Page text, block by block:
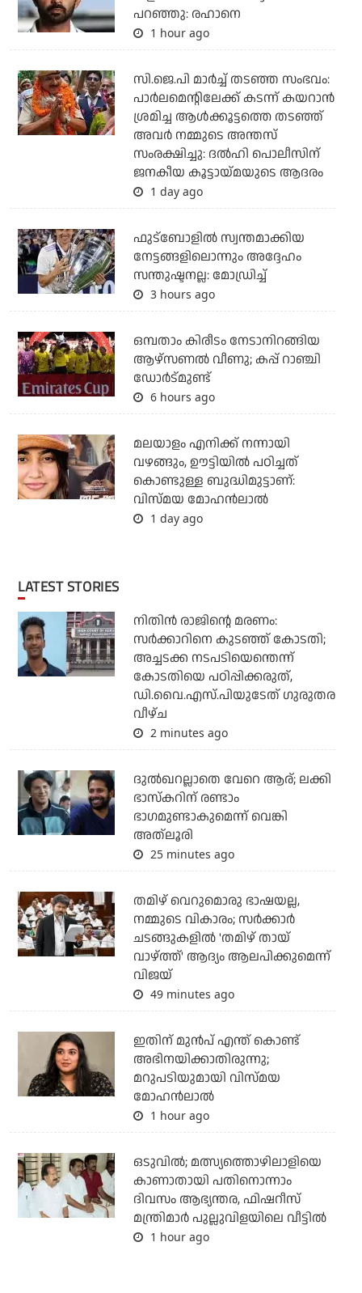
പറഞ്ഞു: രഹാനെ
1 hour ago
സി.ജെ.പി മാര്‍ച്ച് തടഞ്ഞ സംഭവം:
പാര്‍ലമെന്റിലേക്ക് കടന്ന് കയറാന്‍
ശ്രമിച്ച ആള്‍ക്കൂട്ടത്തെ തടഞ്ഞ്
അവര്‍ നമ്മുടെ അന്തസ്
സംരക്ഷിച്ചു: ദല്‍ഹി പൊലീസിന്
ജനകീയ കൂട്ടായ്മയുടെ ആദരം
1 day ago
ഫുട്ബോളില്‍ സ്വന്തമാക്കിയ
നേട്ടങ്ങളിലൊന്നും അദ്ദേഹം
സന്തുഷ്ടനല്ല: മോഡ്രിച്ച്
3 hours ago
ഒമ്പതാം കിരീടം നേടാനിറങ്ങിയ
ആഴ്സണല്‍ വീണു; കപ്പ് റാഞ്ചി
ഡോര്‍ട്മുണ്ട്
6 hours ago
മലയാളം എനിക്ക് നന്നായി
വഴങ്ങും, ഊട്ടിയില്‍ പഠിച്ചത്
കൊണ്ടുള്ള ബുദ്ധിമുട്ടാണ്:
വിസ്മയ മോഹന്‍ലാല്‍
1 day ago
LATEST STORIES
നിതിന്‍ രാജിന്റെ മരണം:
സര്‍ക്കാറിനെ കുടഞ്ഞ് കോടതി;
അച്ചടക്ക നടപടിയെന്തെന്ന്
കോടതിയെ പഠിപ്പിക്കരുത്,
ഡി.വൈ.എസ്.പിയുടേത് ഗുരുതര
വീഴ്ച
2 minutes ago
ദുല്‍ഖറല്ലാതെ വേറെ ആര്; ലക്കി
ഭാസ്‌കറിന് രണ്ടാം
ഭാഗമുണ്ടാകുമെന്ന് വെങ്കി
അത്‌ലൂരി
25 minutes ago
തമിഴ് വെറുമൊരു ഭാഷയല്ല,
നമ്മുടെ വികാരം; സര്‍ക്കാര്‍
ചടങ്ങുകളില്‍ 'തമിഴ് തായ്
വാഴ്ത്ത്' ആദ്യം ആലപിക്കുമെന്ന്
വിജയ്
49 minutes ago
ഇതിന് മുൻപ് എന്ത് കൊണ്ട്
അഭിനയിക്കാതിരുന്നു;
മറുപടിയുമായി വിസ്മയ
മോഹൻലാൽ
1 hour ago
ഒടുവില്‍; മത്സ്യത്തൊഴിലാളിയെ
കാണാതായി പതിനൊന്നാം
ദിവസം ആഭ്യന്തര, ഫിഷറീസ്
മന്ത്രിമാര്‍ പുല്ലുവിളയിലെ വീട്ടില്‍
1 hour ago